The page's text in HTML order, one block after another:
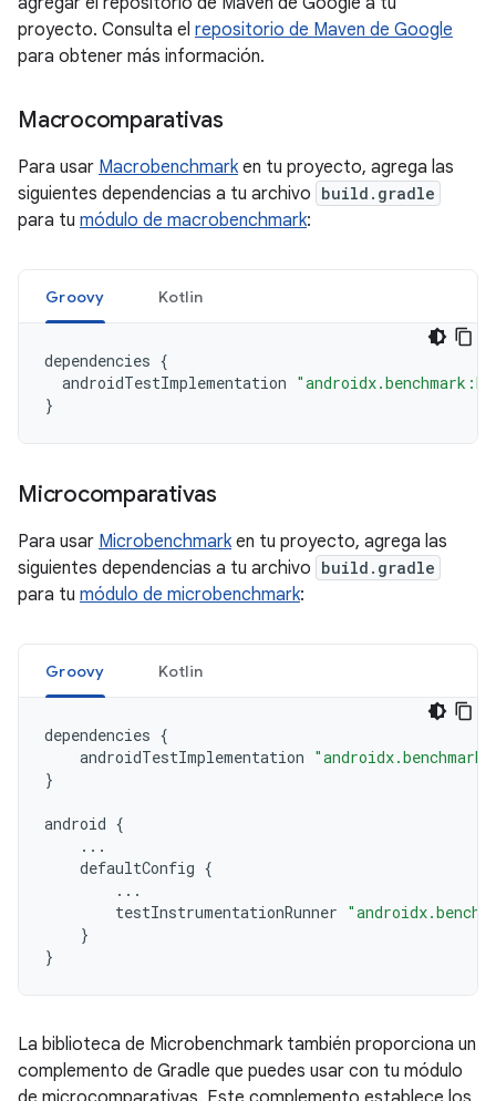
proyecto. Consulta el repositorio de Maven de Google
para obtener más información.
Macrocomparativas
Para usar Macrobenchmarken tu proyecto, agrega las
siguientes dependencias a tu archivo build.gradle
para tu módulo de macrobenchmark:
Groovy Kotlin
dependencies {
androidTestImplementation
}
Microcomparativas
Para usar Microbenchmarken tu proyecto, agrega las
siguientes dependencias a tu archivo build.gradle
para tu módulo de microbenchmark:
Groovy Kotlin
dependencies {
androidTestImplementation
}
android {
...
defaultConfig {
...
testInstrumentationRunner
}
}
La biblioteca de Microbenchmark también proporciona un
complemento de Gradle que puedes usar con tu módulo